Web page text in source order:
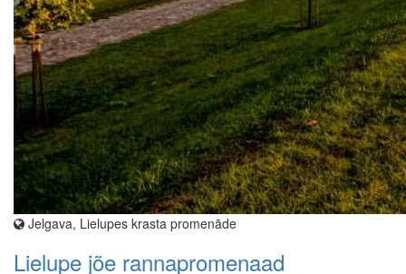
Jelgava, Lielupes krasta promenāde
Lielupe jõe rannapromenaad